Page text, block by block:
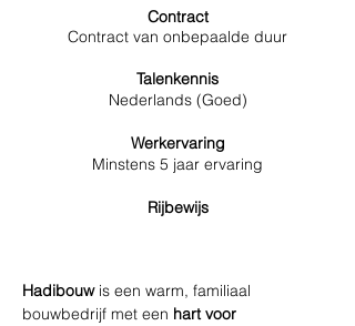
Contract
Contract van onbepaalde duur
Talenkennis
Nederlands (Goed)
Werkervaring
Minstens 5 jaar ervaring
Rijbewijs
Hadibouw is een warm, familiaal
bouwbedrijf met een hart voor